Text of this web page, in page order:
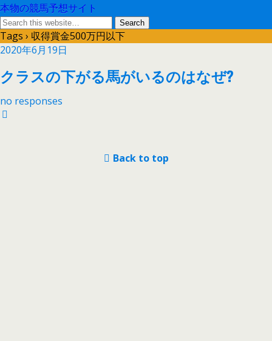
本物の競馬予想サイト
Tags › 収得賞金500万円以下
2020年6月19日
クラスの下がる馬がいるのはなぜ?
no responses
Back to top